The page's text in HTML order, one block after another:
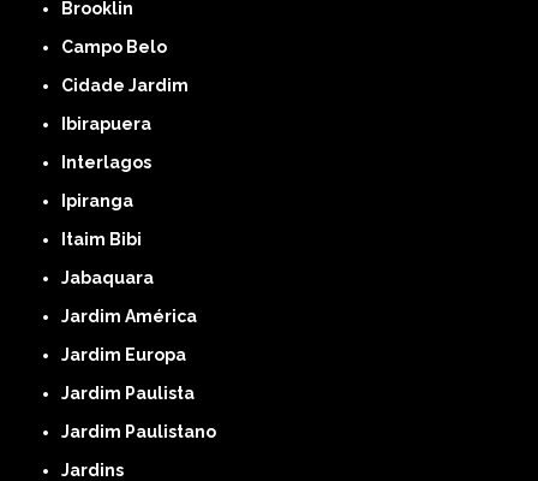
Brooklin
Campo Belo
Cidade Jardim
Ibirapuera
Interlagos
Ipiranga
Itaim Bibi
Jabaquara
Jardim América
Jardim Europa
Jardim Paulista
Jardim Paulistano
Jardins